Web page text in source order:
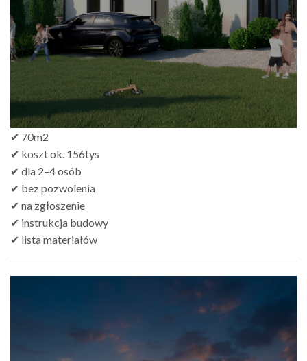
✔ 70m2
✔ koszt ok. 156tys
✔ dla 2–4 osób
✔ bez pozwolenia
✔ na zgłoszenie
✔ instrukcja budowy
✔ lista materiałów